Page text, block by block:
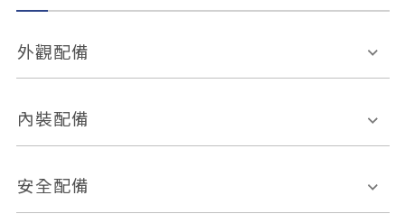
外觀配備
電動天窗
後視鏡方向指示燈
內裝配備
多功能方向盤
安全配備